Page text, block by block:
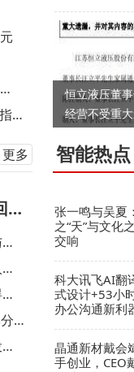
恒立液压董
经营不受重
更多
答
1
智能热点
张一鸣与吴夏
之“天”与文化
交响
科大讯飞AI翻
式设计+53小
办公沟通新利
晶通新材戴会
手创业，CEO